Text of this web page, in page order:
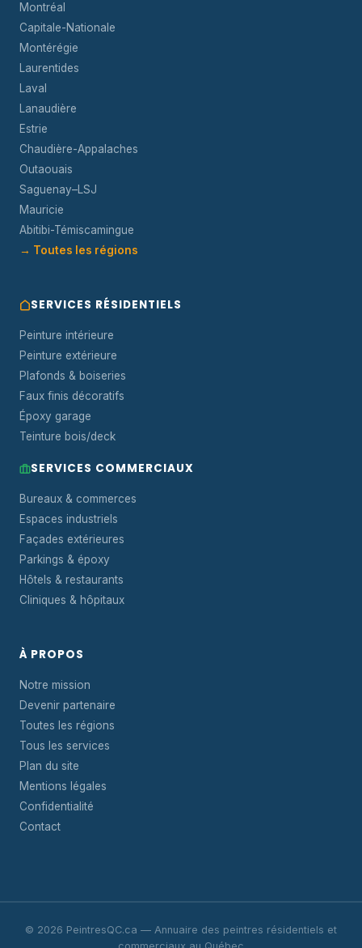
Montréal
Capitale-Nationale
Montérégie
Laurentides
Laval
Lanaudière
Estrie
Chaudière-Appalaches
Outaouais
Saguenay–LSJ
Mauricie
Abitibi-Témiscamingue
→ Toutes les régions
SERVICES RÉSIDENTIELS
Peinture intérieure
Peinture extérieure
Plafonds & boiseries
Faux finis décoratifs
Époxy garage
Teinture bois/deck
SERVICES COMMERCIAUX
Bureaux & commerces
Espaces industriels
Façades extérieures
Parkings & époxy
Hôtels & restaurants
Cliniques & hôpitaux
À PROPOS
Notre mission
Devenir partenaire
Toutes les régions
Tous les services
Plan du site
Mentions légales
Confidentialité
Contact
© 2026 PeintresQC.ca — Annuaire des peintres résidentiels et